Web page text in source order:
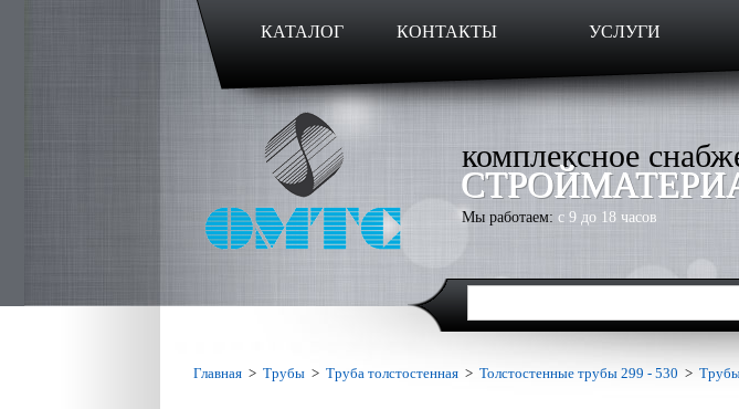
КАТАЛОГ КОНТАКТЫ УСЛУГИ
комплексное
Мы работаем: с 9 до 18 часов
Главная > Трубы > Труба толстостенная > Толстостенные трубы 299 - 530 >